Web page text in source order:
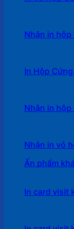
Nhận in
In Hộp
Nhận in
Nhận in vỏ
Ấn phẩm
In card visit